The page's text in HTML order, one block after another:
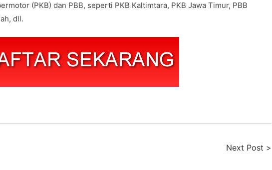
(PKB) dan PBB, seperti PKB Kaltimtara, PKB Jawa Timur, PBB
dll.
Next Post >